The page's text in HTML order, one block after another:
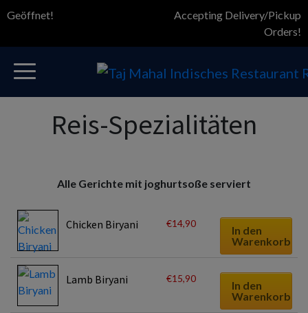
Geöffnet!
Accepting Delivery/Pickup
Orders!
Reis-Spezialitäten
Alle Gerichte mit joghurtsoße serviert
Chicken Biryani €14,90
In den
Warenkorb
Lamb Biryani €15,90
In den
Warenkorb